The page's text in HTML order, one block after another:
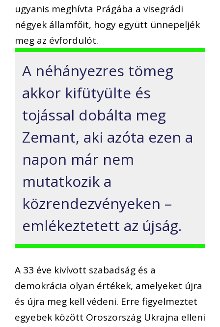
ugyanis meghívta Prágába a visegrádi
négyek államfőit, hogy együtt ünnepeljék
meg az évfordulót.
A néhányezres tömeg
akkor kifütyülte és
tojással dobálta meg
Zemant, aki azóta ezen a
napon már nem
mutatkozik a
közrendezvényeken –
emlékeztetett az újság.
A 33 éve kivívott szabadság és a
demokrácia olyan értékek, amelyeket újra
és újra meg kell védeni. Erre figyelmeztet
egyebek között Oroszország Ukrajna elleni